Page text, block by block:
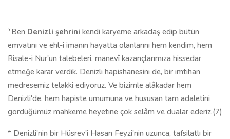
*Ben Denizli şehrini kendi karyeme arkadaş edip bütün
emvatını ve ehl-i imanın hayatta olanlarını hem kendim, hem
Risale-i Nur'un talebeleri, manevî kazançlarımıza hissedar
etmeğe karar verdik. Denizli hapishanesini de, bir imtihan
medresemiz telakki ediyoruz. Ve bizimle alâkadar hem
Denizli'de, hem hapiste umumuna ve hususan tam adaletini
gördüğümüz mahkeme heyetine çok selâm ve dualar ederiz.(7)
* Denizli'nin bir Hüsrev'i Hasan Feyzi'nin uzunca, tafsilatlı bir